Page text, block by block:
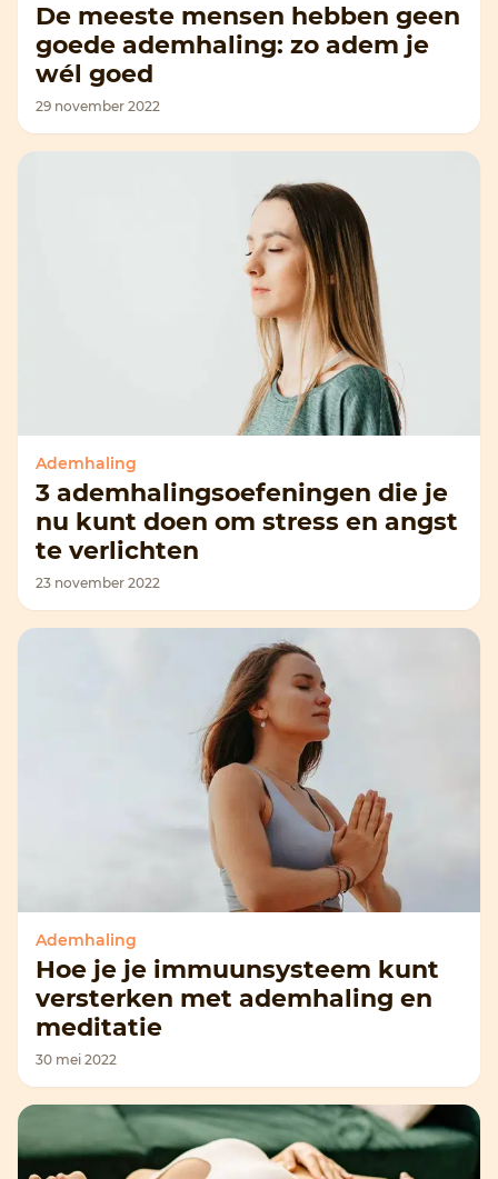
De meeste mensen hebben geen
goede ademhaling: zo adem je
wél goed
29 november 2022
Ademhaling
3 ademhalingsoefeningen die je
nu kunt doen om stress en angst
te verlichten
23 november 2022
Ademhaling
Hoe je je immuunsysteem kunt
versterken met ademhaling en
meditatie
30 mei 2022